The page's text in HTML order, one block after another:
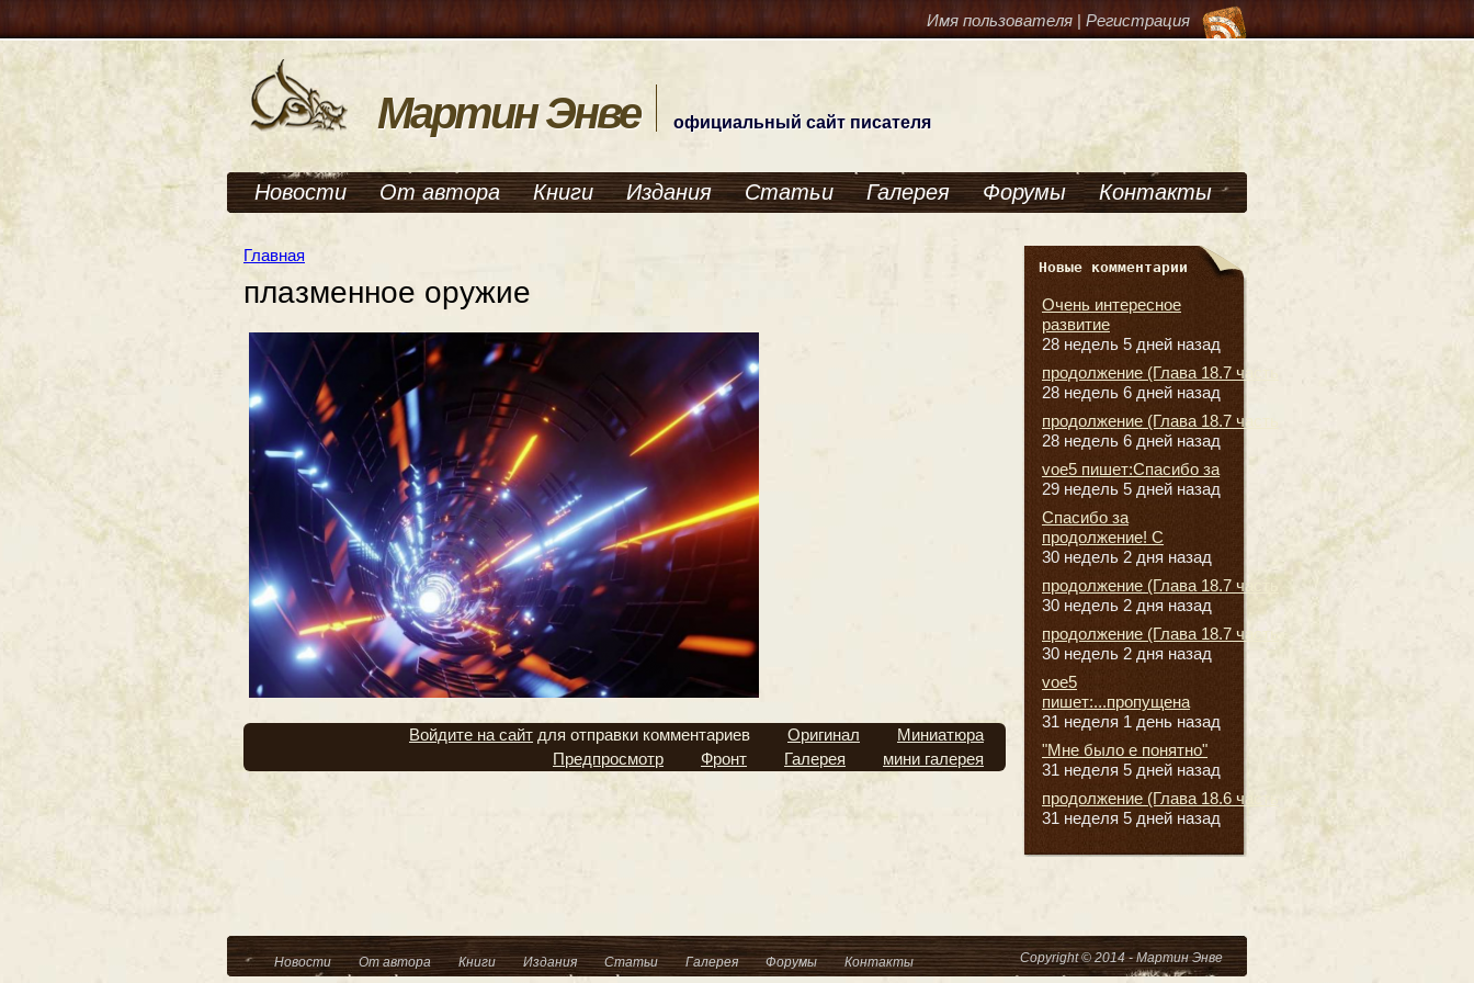
Имя пользователя | Регистрация
Мартин Энве официальный сайт писателя
Новости От автора Книги Издания Статьи Галерея Форумы Контакты
Главная
плазменное оружие
Войдите на сайт для отправки комментариев Оригинал
Миниатюра
Предпросмотр
Фронт Галерея мини галерея
Новые комментарии
Очень интересное
развитие
28 недель 5 дней назад
продолжение (Глава 18.7 часть
28 недель 6 дней назад
продолжение (Глава 18.7 часть
28 недель 6 дней назад
voe5 пишет:Спасибо за
29 недель 5 дней назад
Спасибо за
продолжение! С
30 недель 2 дня назад
продолжение (Глава 18.7 часть
30 недель 2 дня назад
продолжение (Глава 18.7 часть
30 недель 2 дня назад
voe5
пишет:...пропущена
31 неделя 1 день назад
"Мне было е понятно"
31 неделя 5 дней назад
продолжение (Глава 18.6 часть
31 неделя 5 дней назад
Copyright © 2014 - Мартин Энве
Новости От автора Книги Издания Статьи Галерея Форумы Контакты